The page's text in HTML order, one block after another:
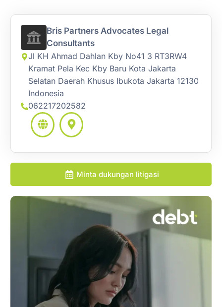
Bris Partners Advocates Legal
Consultants
Jl KH Ahmad Dahlan Kby No41 3 RT3RW4
Kramat Pela Kec Kby Baru Kota Jakarta
Selatan Daerah Khusus Ibukota Jakarta 12130
Indonesia
062217202582
Minta dukungan litigasi